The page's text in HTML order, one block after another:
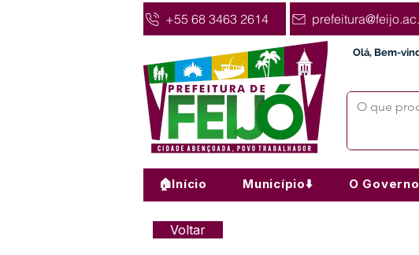
+55 68 3463 2614
Olá, Bem-
🏠Início Município⬇️ O
Voltar